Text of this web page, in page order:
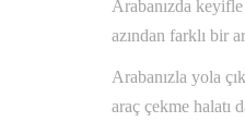
Arabanızda keyifle
azından farklı bir
Arabanızla yola
araç çekme halatı